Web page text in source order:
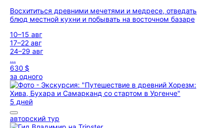
Восхититься древними мечетями и медресе, отведать
блюд местной кухни и побывать на восточном базаре
10–15 авг
17–22 авг
24–29 авг
...
630 $
за одного
5 дней
авторский тур